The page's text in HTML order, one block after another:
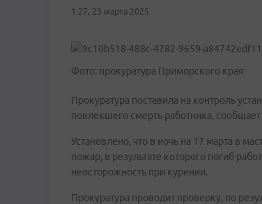
1:27, 23 марта 2025
Фото: прокуратура Приморского края
Прокуратура поставила на контроль
повлекшего смерть работника,
Установлено, что в ночь на 17 марта в
пожар, в результате которого погиб
неосторожность при курении.
Прокуратура проводит проверку, по